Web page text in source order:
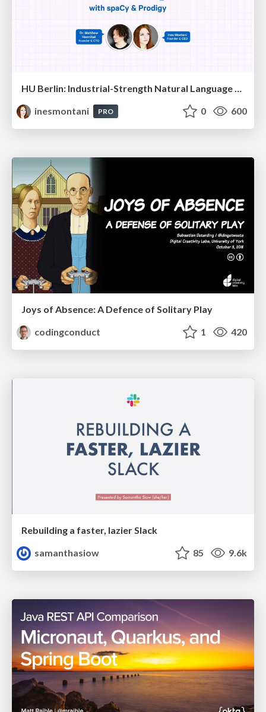
inesmontani
PRO 0 600
Joys of Absence: A Defence of Solitary Play
codingconduct
1 420
Rebuilding a faster, lazier Slack
samanthasiow
85 9.6k